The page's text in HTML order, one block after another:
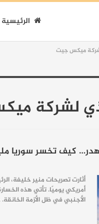
الرئيسية
ميكس جيت
لشركة
كيف تخسر سوريا
أثارت تصريحات منير خليفة،
أمريكي يوميًا. تأتي هذه
الأجنبي في ظل الأزمة